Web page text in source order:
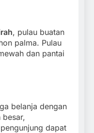
, pulau buatan
palma. Pulau
dan pantai
belanja dengan
besar,
dapat